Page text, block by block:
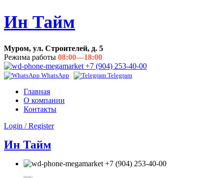
Ин Тайм
Муром, ул. Строителей, д. 5
Режима работы 08:00—18:00
+7 (904) 253-40-00
WhatsApp Telegram
Главная
О компании
Контакты
Login / Register
Ин Тайм
+7 (904) 253-40-00